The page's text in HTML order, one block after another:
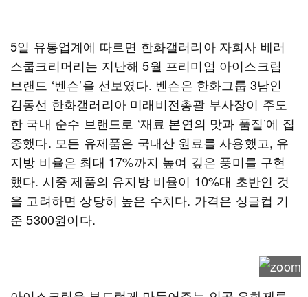
5일 유통업계에 따르면 한화갤러리아 자회사 베러
스쿱크리머리는 지난해 5월 프리미엄 아이스크림
브랜드 ‘벤슨’을 선보였다. 벤슨은 한화그룹 3남인
김동선 한화갤러리아 미래비전총괄 부사장이 주도
한 국내 순수 브랜드로 ‘재료 본연의 맛과 품질’에 집
중했다. 모든 유제품은 국내산 원료를 사용했고, 유
지방 비율은 최대 17%까지 높여 깊은 풍미를 구현
했다. 시중 제품의 유지방 비율이 10%대 초반인 것
을 고려하면 상당히 높은 수치다. 가격은 싱글컵 기
준 5300원이다.